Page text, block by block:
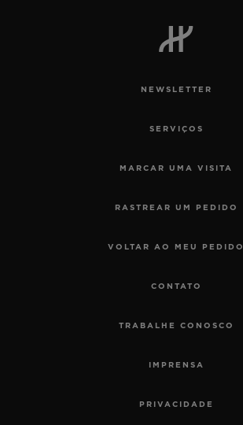
NEWSLETTER
SERVIÇOS
MARCAR UMA VISITA
RASTREAR UM PEDIDO
VOLTAR AO MEU PEDIDO
CONTATO
TRABALHE CONOSCO
IMPRENSA
PRIVACIDADE